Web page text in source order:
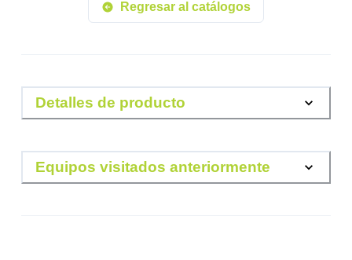
Regresar al catálogos
Detalles de producto
Equipos visitados anteriormente